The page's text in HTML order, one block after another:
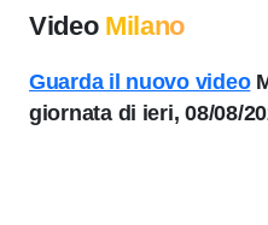
Video Milano
Guarda il nuovo video
giornata di ieri, 08/08/